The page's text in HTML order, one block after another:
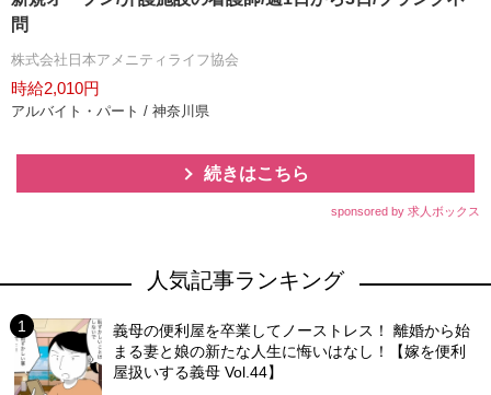
問
株式会社日本アメニティライフ協会
時給2,010円
アルバイト・パート / 神奈川県
続きはこちら
sponsored by 求人ボックス
人気記事ランキング
義母の便利屋を卒業してノーストレス！ 離婚から始
まる妻と娘の新たな人生に悔いはなし！【嫁を便利
屋扱いする義母 Vol.44】